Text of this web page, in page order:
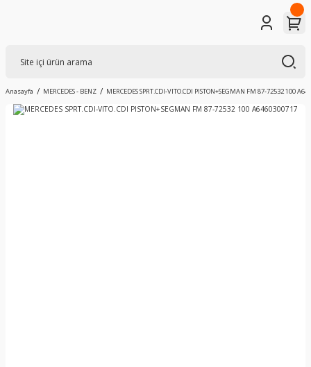
Anasayfa MERCEDES - BENZ MERCEDES SPRT.CDI-VITO.CDI PISTON+SEGMAN FM 87-72532 100